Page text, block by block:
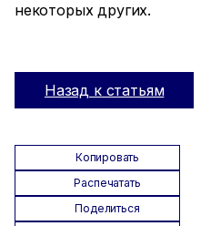
некоторых других.
Назад к статьям
Копировать
Распечатать
Поделиться